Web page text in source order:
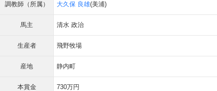
調教師（所属） 大久保 良雄(美浦)
馬主 清水 政治
生産者 飛野牧場
産地 静内町
本賞金 730万円